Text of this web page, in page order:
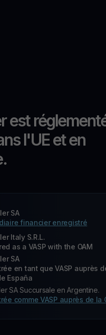
est
l'UE et en
SA
financier enregistré
Italy S.R.L.
as a VASP with the OAM
SA
en tant que VASP auprès
España
SA Succursale en Argentine.
comme VASP auprès de la